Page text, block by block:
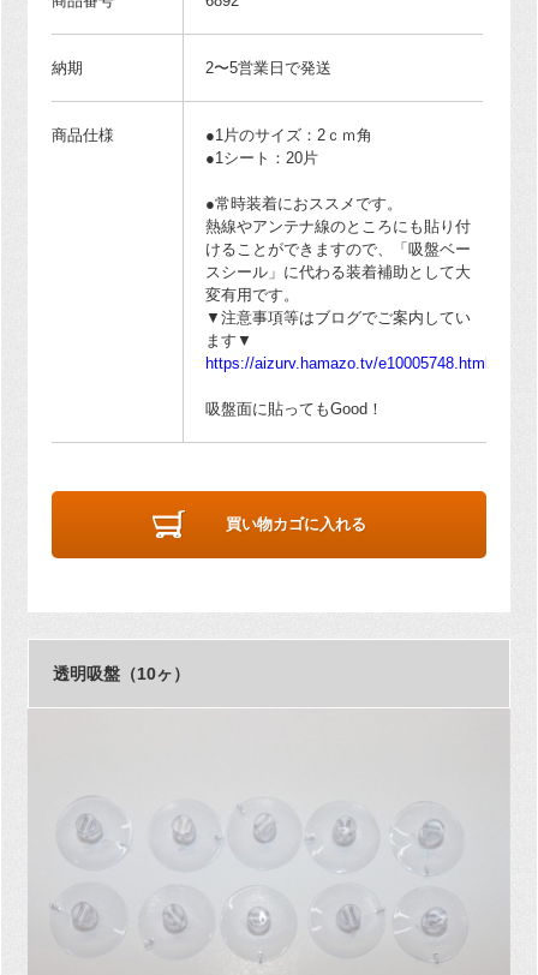
納期 2〜5営業日で発送
商品仕様
●1片のサイズ：2ｃｍ角
●1シート：20片
●常時装着におススメです。
熱線やアンテナ線のところにも貼り付
けることができますので、「吸盤ベー
スシール」に代わる装着補助として大
変有用です。
▼注意事項等はブログでご案内してい
ます▼
https://aizurv.hamazo.tv/e10005748.html
吸盤面に貼ってもGood！
買い物カゴに入れる
透明吸盤（10ヶ）